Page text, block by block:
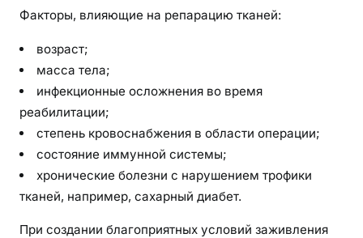
Факторы, влияющие на репарацию тканей:
возраст;
масса тела;
инфекционные осложнения во время
реабилитации;
степень кровоснабжения в области операции;
состояние иммунной системы;
хронические болезни с нарушением трофики
тканей, например, сахарный диабет.
При создании благоприятных условий заживления